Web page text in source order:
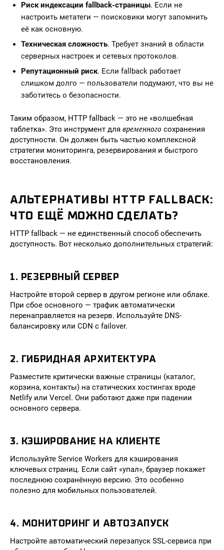
Риск индексации fallback-страницы. Если не
настроить метатеги — поисковики могут запомнить
её как основную.
Техническая сложность. Требует знаний в области
серверных настроек и сетевых протоколов.
Репутационный риск. Если fallback работает
слишком долго — пользователи подумают, что вы не
заботитесь о безопасности.
Таким образом, HTTP fallback — это не «волшебная
таблетка». Это инструмент для временного сохранения
доступности. Он должен быть частью комплексной
стратегии мониторинга, резервирования и быстрого
восстановления.
АЛЬТЕРНАТИВЫ HTTP FALLBACK:
ЧТО ЕЩЁ МОЖНО СДЕЛАТЬ?
HTTP fallback — не единственный способ обеспечить
доступность. Вот несколько дополнительных стратегий:
1. РЕЗЕРВНЫЙ СЕРВЕР
Настройте второй сервер в другом регионе или облаке.
При сбое основного — трафик автоматически
перенаправляется на резерв. Используйте DNS-
балансировку или CDN с failover.
2. ГИБРИДНАЯ АРХИТЕКТУРА
Разместите критически важные страницы (каталог,
корзина, контакты) на статических хостингах вроде
Netlify или Vercel. Они работают даже при падении
основного сервера.
3. КЭШИРОВАНИЕ НА КЛИЕНТЕ
Используйте Service Workers для кэширования
ключевых страниц. Если сайт «упал», браузер покажет
последнюю сохранённую версию. Это особенно
полезно для мобильных пользователей.
4. МОНИТОРИНГ И АВТОЗАПУСК
Настройте автоматический перезапуск SSL-сервиса при